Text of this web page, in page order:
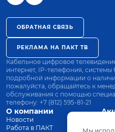
О компании
Новости
Работа в ПАКТ
ОБРАТНАЯ СВЯЗЬ
РЕКЛАМА НА ПАКТ ТВ
Кабельное цифровое
интернет, IP-телефония,
подробной информации о
пожалуйста, обращайтесь к
обслуживания с помощью
телефону: +7 (812) 595-81-21